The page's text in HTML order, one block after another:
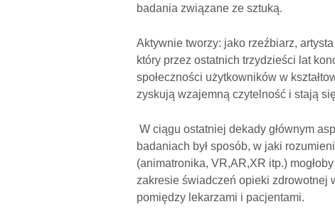
badania związane ze sztuką.
Aktywnie tworzy: jako rzeźbiarz,
który przez ostatnich trzydzieści lat
społeczności użytkowników w
zyskują wzajemną czytelność i stają
W ciągu ostatniej dekady głównym
badaniach był sposób, w jaki
(animatronika, VR,AR,XR itp.)
zakresie świadczeń opieki zdrowotnej
pomiędzy lekarzami i pacjentami.